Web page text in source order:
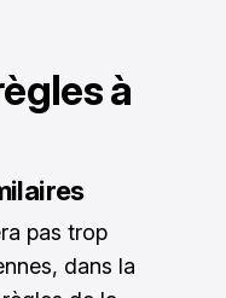
à
pas trop
dans la